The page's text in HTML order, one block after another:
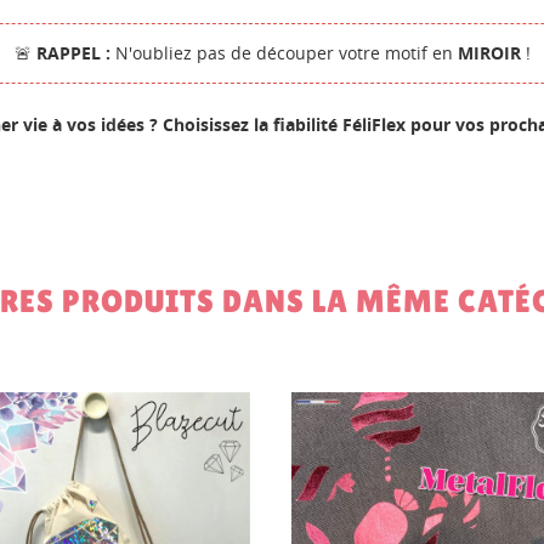
🚨 RAPPEL : N'oubliez pas de découper votre motif en MIROIR!
vie à vos idées ? Choisissez la fiabilité FéliFlex pour vos
PRODUITS DANS LA MÊME
LISTES
add_circle_outlineCréer une nouvelle
DE LA LISTE D'ENVIES